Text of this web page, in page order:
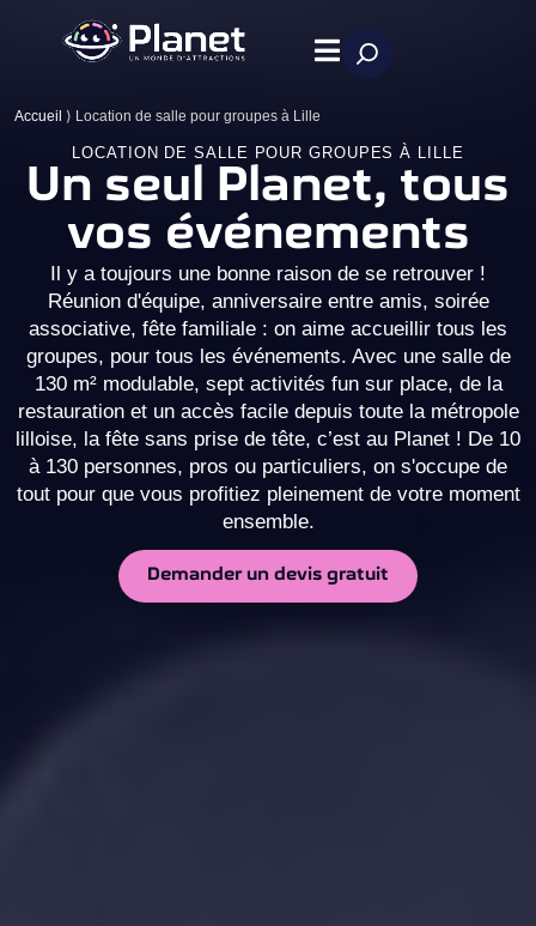
Accueil ⟩ Location de salle pour groupes à Lille
LOCATION DE SALLE POUR GROUPES À LILLE
Un seul Planet, tous
vos événements
Il y a toujours une bonne raison de se retrouver !
Réunion d'équipe, anniversaire entre amis, soirée
associative, fête familiale : on aime accueillir tous les
groupes, pour tous les événements. Avec une salle de
130 m² modulable, sept activités fun sur place, de la
restauration et un accès facile depuis toute la métropole
lilloise, la fête sans prise de tête, c’est au Planet ! De 10
à 130 personnes, pros ou particuliers, on s'occupe de
tout pour que vous profitiez pleinement de votre moment
ensemble.
Demander un devis gratuit